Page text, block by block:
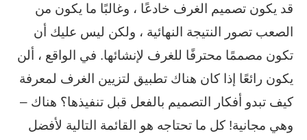
قد يكون تصميم الغرف خادعًا ، وغالبًا ما يكون من
الصعب تصور النتيجة النهائية ، ولكن ليس عليك أن
تكون مصممًا محترفًا للغرف لإنشائها. في الواقع ، ألن
يكون رائعًا إذا كان هناك تطبيق لتزيين الغرف لمعرفة
كيف تبدو أفكار التصميم بالفعل قبل تنفيذها؟ هناك –
وهي مجانية! كل ما تحتاجه هو القائمة التالية لأفضل